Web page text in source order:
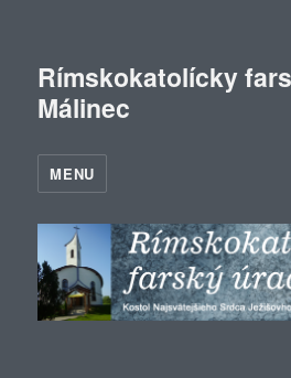
Rímskokatolícky
Málinec
MENU